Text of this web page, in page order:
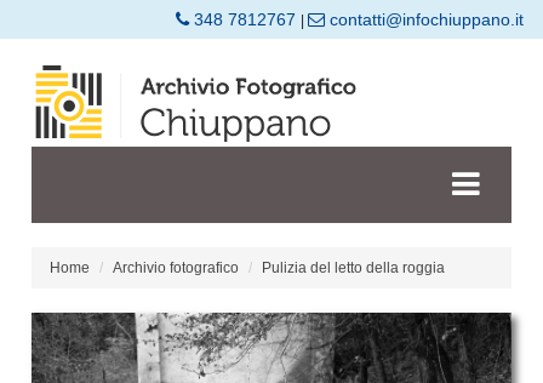
348 7812767 contatti@infochiuppano.it
Home Archivio fotografico Pulizia del letto della roggia